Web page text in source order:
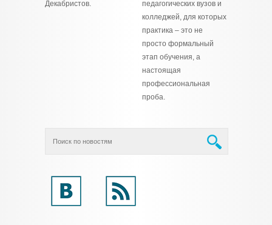
Декабристов.
педагогических вузов и
колледжей, для которых
практика – это не
просто формальный
этап обучения, а
настоящая
профессиональная
проба.